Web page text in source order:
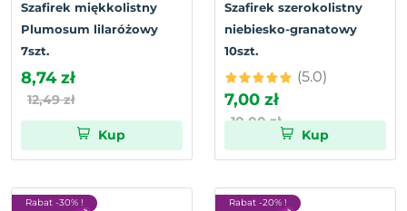
Szafirek miękkolistny
Plumosum lilaróżowy
7szt.
8,74 zł
12,49 zł
Kup
Szafirek szerokolistny
niebiesko-granatowy
10szt.
(5.0)
7,00 zł
10,00 zł
Kup
Rabat -30% ! Rabat -20% !